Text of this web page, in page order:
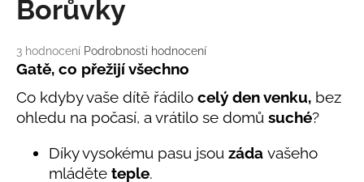
Průměrné
hodnocení
je
5,0
z
hvězdiček.
3 hodnocení Podrobnosti hodnocení
Borůvky
Gatě, co přežijí všechno
Co kdyby vaše dítě řádilo celý den venku, bez
ohledu na počasí, a vrátilo se domů suché?
Díky vysokému pasu jsou záda vašeho
mláděte teple.
u
e
m
e
KLOBOUČEK